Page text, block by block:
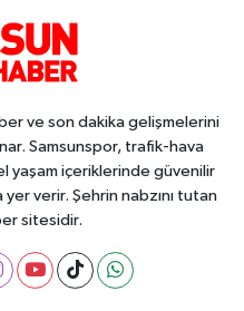
ve son dakika gelişmelerini
Samsunspor, trafik-hava
yaşam içeriklerinde güvenilir
yer verir. Şehrin nabzını tutan
sitesidir.